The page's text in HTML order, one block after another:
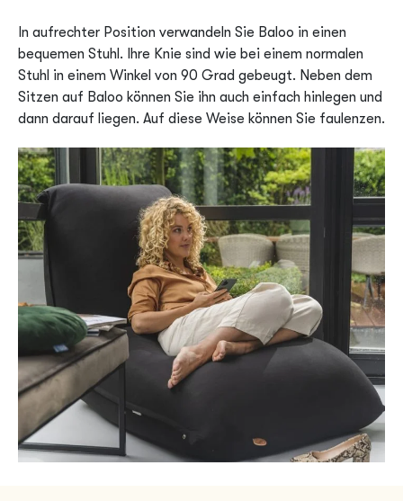
In aufrechter Position verwandeln Sie Baloo in einen
bequemen Stuhl. Ihre Knie sind wie bei einem normalen
Stuhl in einem Winkel von 90 Grad gebeugt. Neben dem
Sitzen auf Baloo können Sie ihn auch einfach hinlegen und
dann darauf liegen. Auf diese Weise können Sie faulenzen.